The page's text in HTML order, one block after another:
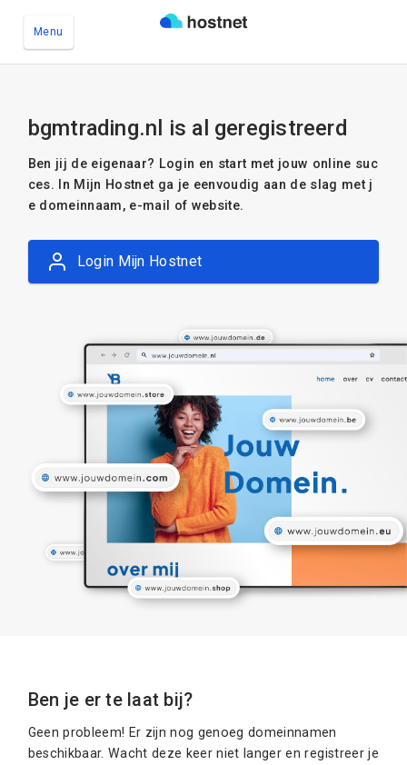
Menu
bgmtrading.nl is al geregistreerd
Ben jij de eigenaar? Login en start met jouw online suc
ces. In Mijn Hostnet ga je eenvoudig aan de slag met j
e domeinnaam, e-mail of website.
Login Mijn Hostnet
Ben je er te laat bij?
Geen probleem! Er zijn nog genoeg domeinnamen
beschikbaar. Wacht deze keer niet langer en registreer je